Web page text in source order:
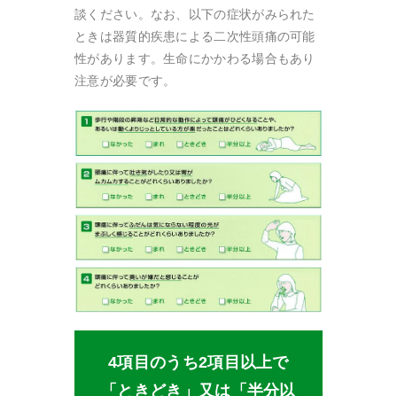
談ください。なお、以下の症状がみられた
ときは器質的疾患による二次性頭痛の可能
性があります。生命にかかわる場合もあり
注意が必要です。
4項目のうち2項目以上で
「ときどき」又は「半分以